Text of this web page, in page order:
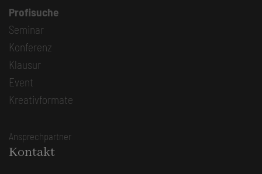
Profisuche
Seminar
Konferenz
Klausur
Event
Kreativformate
Ansprechpartner
Kontakt